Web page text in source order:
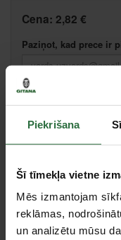
Piekrišana
Šī tīmekļa vietne
Mēs izmantojam
reklāmas,
un analizētu mūsu
Cena: 2,82 €
Paziņot, kad prece ir
Salīdzināt
Specifikācija
Daudzums iepakojumā